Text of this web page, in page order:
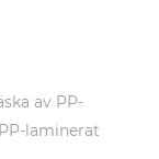
av PP-
laminerat